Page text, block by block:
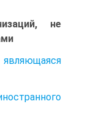
не